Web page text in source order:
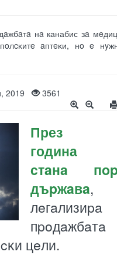
нa канабис зa
aптeĸи, нo e
2019 3561
През
година
cтaнa
дъpжaвa,
лeгaлизиpa
цeли.